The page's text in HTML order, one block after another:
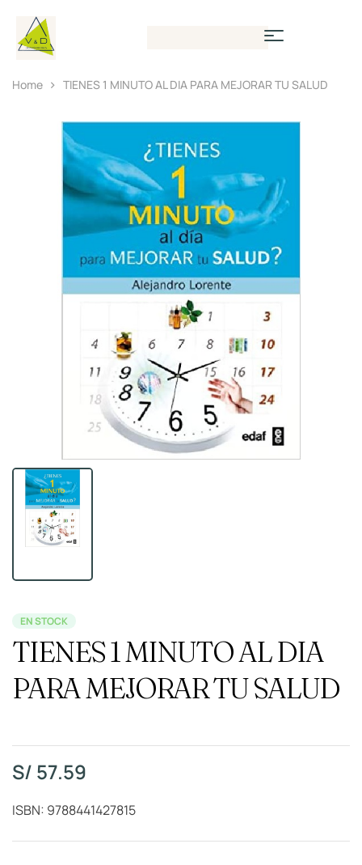
Home TIENES 1 MINUTO AL DIA PARA MEJORAR TU SALUD
EN STOCK
TIENES 1 MINUTO AL DIA
PARA MEJORAR TU SALUD
S/ 57.59
ISBN: 9788441427815